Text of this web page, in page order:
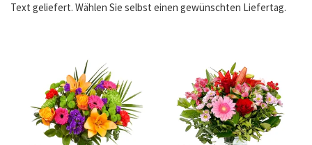
Text geliefert. Wählen Sie selbst einen gewünschten Liefertag.